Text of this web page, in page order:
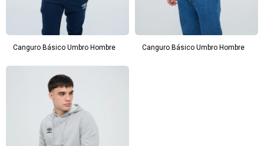
Canguro Básico Umbro Hombre Canguro Básico Umbro Hombre